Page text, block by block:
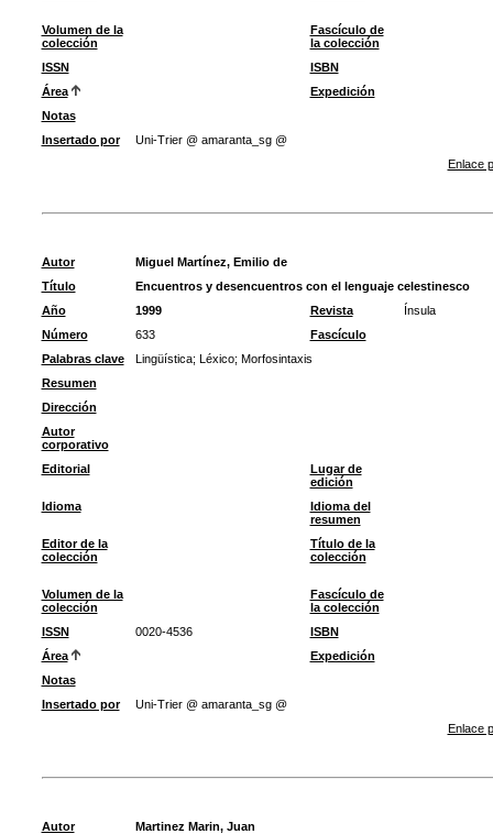
Volumen de la
colección
Fascículo de
la colección
ISSN
ISBN
Área
Expedición
Notas
Insertado por
Uni-Trier @ amaranta_sg @
Enlace
Autor
Miguel Martínez, Emilio de
Título
Encuentros y desencuentros con el lenguaje celestinesco
Año
1999 Revista
Ínsula
Número
633
Fascículo
Palabras clave
Lingüística; Léxico; Morfosintaxis
Resumen
Dirección
Autor
corporativo
Editorial
Lugar de
edición
Idioma
Idioma del
resumen
Editor de la
colección
Título de la
colección
Volumen de la
colección
Fascículo de
la colección
ISSN
0020-4536
ISBN
Área
Expedición
Notas
Insertado por
Uni-Trier @ amaranta_sg @
Enlace
Autor
Martinez Marin, Juan